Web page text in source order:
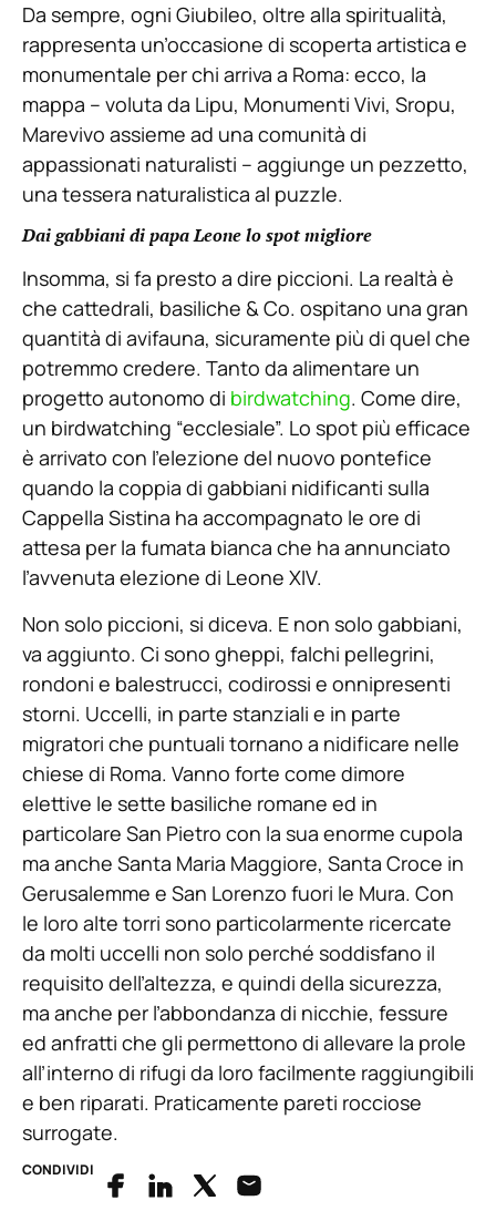
Da sempre, ogni Giubileo, oltre alla spiritualità,
rappresenta un’occasione di scoperta artistica e
monumentale per chi arriva a Roma: ecco, la
mappa – voluta da Lipu, Monumenti Vivi, Sropu,
Marevivo assieme ad una comunità di
appassionati naturalisti – aggiunge un pezzetto,
una tessera naturalistica al puzzle.
Dai gabbiani di papa Leone lo spot migliore
Insomma, si fa presto a dire piccioni. La realtà è
che cattedrali, basiliche & Co. ospitano una gran
quantità di avifauna, sicuramente più di quel che
potremmo credere. Tanto da alimentare un
progetto autonomo di birdwatching. Come dire,
un birdwatching “ecclesiale”. Lo spot più efficace
è arrivato con l’elezione del nuovo pontefice
quando la coppia di gabbiani nidificanti sulla
Cappella Sistina ha accompagnato le ore di
attesa per la fumata bianca che ha annunciato
l’avvenuta elezione di Leone XIV.
Non solo piccioni, si diceva. E non solo gabbiani,
va aggiunto. Ci sono gheppi, falchi pellegrini,
rondoni e balestrucci, codirossi e onnipresenti
storni. Uccelli, in parte stanziali e in parte
migratori che puntuali tornano a nidificare nelle
chiese di Roma. Vanno forte come dimore
elettive le sette basiliche romane ed in
particolare San Pietro con la sua enorme cupola
ma anche Santa Maria Maggiore, Santa Croce in
Gerusalemme e San Lorenzo fuori le Mura. Con
le loro alte torri sono particolarmente ricercate
da molti uccelli non solo perché soddisfano il
requisito dell’altezza, e quindi della sicurezza,
ma anche per l’abbondanza di nicchie, fessure
ed anfratti che gli permettono di allevare la prole
all’interno di rifugi da loro facilmente raggiungibili
e ben riparati. Praticamente pareti rocciose
surrogate.
CONDIVIDI